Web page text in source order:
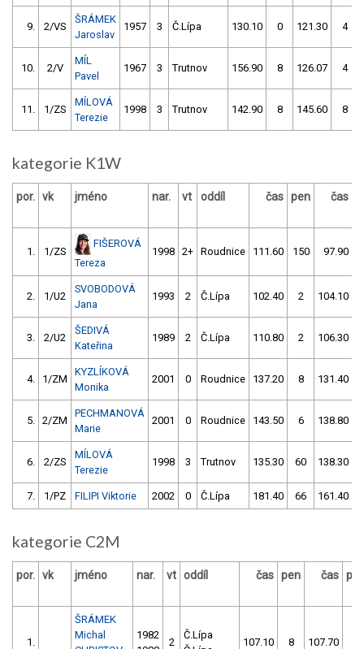
9. 2/VS
ŠRÁMEK
Jaroslav
1957 3 Č.Lípa 130.10 0 121.30 4
10. 2/V
MÍL
Pavel
1967 3 Trutnov 156.90 8 126.07 4
11. 1/ZS
MÍLOVÁ
Terezie
1998 3 Trutnov 142.90 8 145.60 8
kategorie K1W
por. vk jméno nar. vt oddíl čas pen čas
1. 1/ZS
FIŠEROVÁ
Tereza
1998 2+ Roudnice 111.60 150 97.90
2. 1/U2
SVOBODOVÁ
Jana
1993 2 Č.Lípa 102.40 2 104.10
3. 2/U2
ŠEDIVÁ
Kateřina
1989 2 Č.Lípa 110.80 2 106.30
4. 1/ZM
KYZLÍKOVÁ
Monika
2001 0 Roudnice 137.20 8 131.40
5. 2/ZM
PECHMANOVÁ
Marie
2001 0 Roudnice 143.50 6 138.80
6. 2/ZS
MÍLOVÁ
Terezie
1998 3 Trutnov 135.30 60 138.30
7. 1/PZ FILIPI Viktorie 2002 0 Č.Lípa 181.40 66 161.40
kategorie C2M
por. vk jméno nar. vt oddíl čas pen čas
1.
ŠRÁMEK
Michal
1982
2
Č.Lípa
107.10 8 107.70